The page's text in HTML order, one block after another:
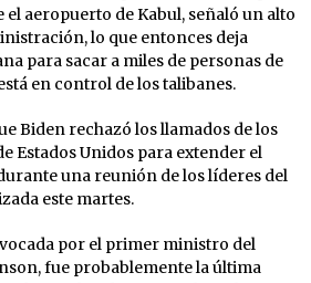
el aeropuerto de Kabul, señaló un alto
lo que entonces deja
para sacar a miles de personas de
en control de los talibanes.
Biden rechazó los llamados de los
Estados Unidos para extender el
una reunión de los líderes del
este martes.
por el primer ministro del
fue probablemente la última